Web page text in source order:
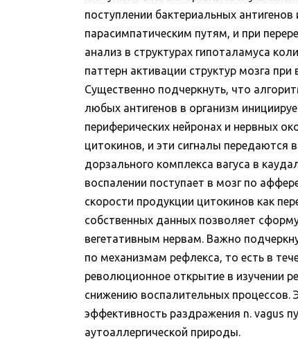
поступлении бактериальных
парасимпатическим путям, и при
анализ в структурах гипоталамуса
паттерн активации структур мозга
Существенно подчеркнуть, что
любых антигенов в организм
периферических нейронах и нервных
цитокинов, и эти сигналы передаются
дорзального комплекса вагуса в
воспалении поступает в мозг по
скорости продукции цитокинов как
собственных данных позволяет
вегетативным нервам. Важно
по механизмам рефлекса, то есть в
революционное открытие в изучении
снижению воспалительных процессов.
эффективность раздражения n. vagus
аутоаллергической природы.